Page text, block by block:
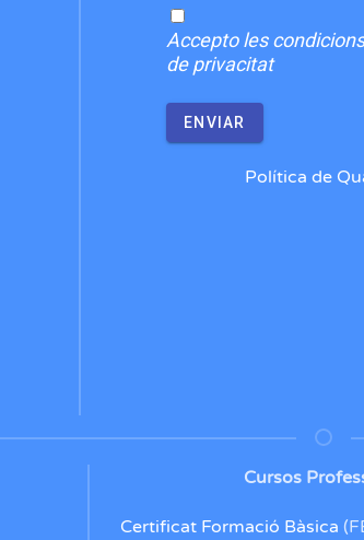
Acceptoles
de privacitat
ENVIAR
Política de
Cursos
Certificat Formació Bàsica